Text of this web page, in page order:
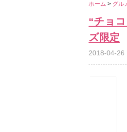
ホーム > グル
“チョ
ズ限定
2018-04-26